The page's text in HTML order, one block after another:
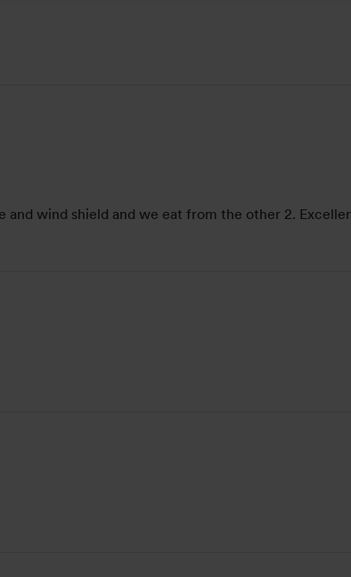
and wind shield and we eat from the other 2.